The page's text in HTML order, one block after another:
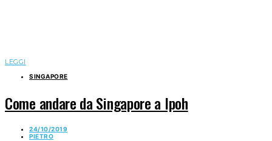
LEGGI
SINGAPORE
Come andare da Singapore a Ipoh
24/10/2019
PIETRO